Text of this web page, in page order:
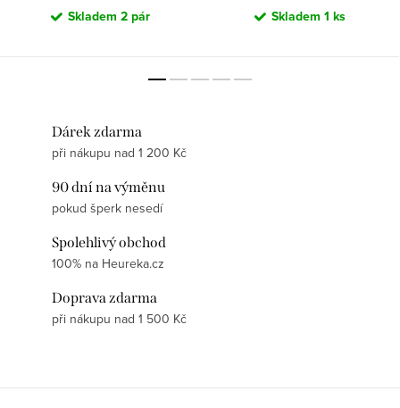
Skladem 2 pár Skladem 1 ks
Dárek zdarma
při nákupu nad 1 200 Kč
90 dní na výměnu
pokud šperk nesedí
Spolehlivý obchod
100% na Heureka.cz
Doprava zdarma
při nákupu nad 1 500 Kč